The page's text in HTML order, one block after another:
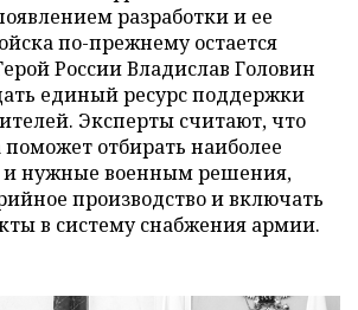
разработки и ее
по-прежнему остается
России Владислав Головин
единый ресурс поддержки
Эксперты считают, что
отбирать наиболее
и нужные военным решения,
производство и включать
в систему снабжения армии.